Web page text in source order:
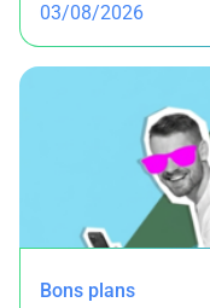
03/08/2026
Bons plans